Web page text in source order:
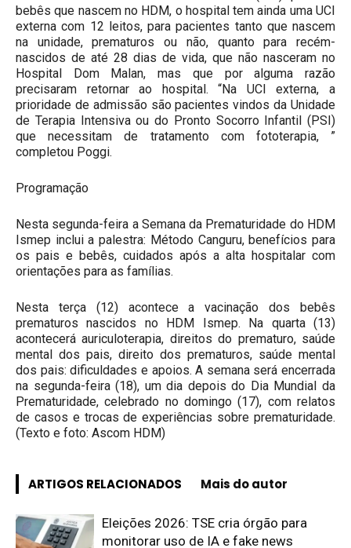
bebês que nascem no HDM, o hospital tem ainda uma UCI
externa com 12 leitos, para pacientes tanto que nascem
na unidade, prematuros ou não, quanto para recém-
nascidos de até 28 dias de vida, que não nasceram no
Hospital Dom Malan, mas que por alguma razão
precisaram retornar ao hospital. “Na UCI externa, a
prioridade de admissão são pacientes vindos da Unidade
de Terapia Intensiva ou do Pronto Socorro Infantil (PSI)
que necessitam de tratamento com fototerapia, ”
completou Poggi.
Programação
Nesta segunda-feira a Semana da Prematuridade do HDM
Ismep inclui a palestra: Método Canguru, benefícios para
os pais e bebês, cuidados após a alta hospitalar com
orientações para as famílias.
Nesta terça (12) acontece a vacinação dos bebês
prematuros nascidos no HDM Ismep. Na quarta (13)
acontecerá auriculoterapia, direitos do prematuro, saúde
mental dos pais, direito dos prematuros, saúde mental
dos pais: dificuldades e apoios. A semana será encerrada
na segunda-feira (18), um dia depois do Dia Mundial da
Prematuridade, celebrado no domingo (17), com relatos
de casos e trocas de experiências sobre prematuridade.
(Texto e foto: Ascom HDM)
ARTIGOS RELACIONADOS Mais do autor
Eleições 2026: TSE cria órgão para
monitorar uso de IA e fake news